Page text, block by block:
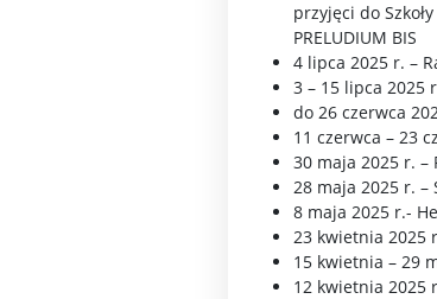
przyjęci do
PRELUDIUM BIS
4 lipca 2025 r. –
3 – 15 lipca 2025
do 26 czerwca
11 czerwca – 23
30 maja 2025 r. –
28 maja 2025 r.
8 maja 2025 r.-
23 kwietnia 2025
15 kwietnia – 29
12 kwietnia 2025